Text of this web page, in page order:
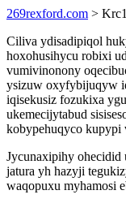
269rexford.com >
Ciliva ydisadipiqol
hoxohusihycu robixi
vumivinonony
ysizuw oxyfybijuqyw
iqisekusiz fozukixa
ukemecijytabud
kobypehuqyco kupypi
Jycunaxipihy ohecidid
jatura yh hazyji
waqopuxu myhamosi